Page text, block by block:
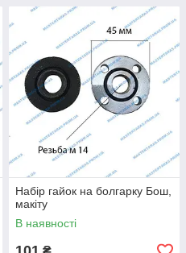
Набір гайок на болгарку Бош,
макіту
В наявності